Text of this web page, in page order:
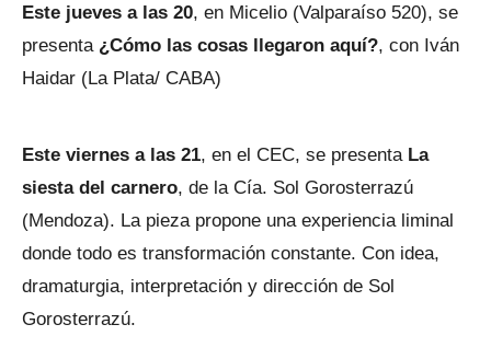
Este jueves a las 20, en Micelio (Valparaíso 520), se
presenta ¿Cómo las cosas llegaron aquí?, con Iván
Haidar (La Plata/ CABA)
Este viernes a las 21, en el CEC, se presentaLa
siesta del carnero, de la Cía. Sol Gorosterrazú
(Mendoza). La pieza propone una experiencia liminal
donde todo es transformación constante. Con idea,
dramaturgia, interpretación y dirección de Sol
Gorosterrazú.